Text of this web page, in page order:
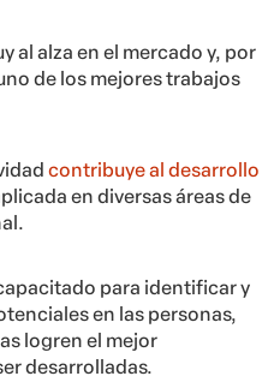
al alza en el mercado y, por
de los mejores trabajos
contribuye al desarrollo
en diversas áreas de
para identificar y
en las personas,
logren el mejor
desarrolladas.